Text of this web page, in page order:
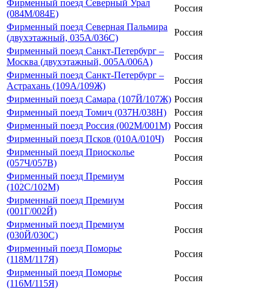
Фирменный поезд Северный Урал
(084М/084Е)
Россия
Фирменный поезд Северная Пальмира
(двухэтажный, 035А/036С)
Россия
Фирменный поезд Санкт-Петербург –
Москва (двухэтажный, 005А/006А)
Россия
Фирменный поезд Санкт-Петербург –
Астрахань (109А/109Ж)
Россия
Фирменный поезд Самара (107Й/107Ж) Россия
Фирменный поезд Томич (037Н/038Н)
Россия
Фирменный поезд Россия (002М/001М) Россия
Фирменный поезд Псков (010А/010Ч)
Россия
Фирменный поезд Приосколье
(057Ч/057В)
Россия
Фирменный поезд Премиум
(102С/102М)
Россия
Фирменный поезд Премиум
(001Г/002Й)
Россия
Фирменный поезд Премиум
(030Й/030С)
Россия
Фирменный поезд Поморье
(118М/117Я)
Россия
Фирменный поезд Поморье
(116М/115Я)
Россия